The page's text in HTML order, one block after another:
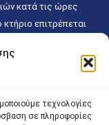
τεχνολογίες
σε πληροφορίες
κατά τις ώρες
επιτρέπεται
χρονικό ή άλλο
γραφείο του
βάσει των